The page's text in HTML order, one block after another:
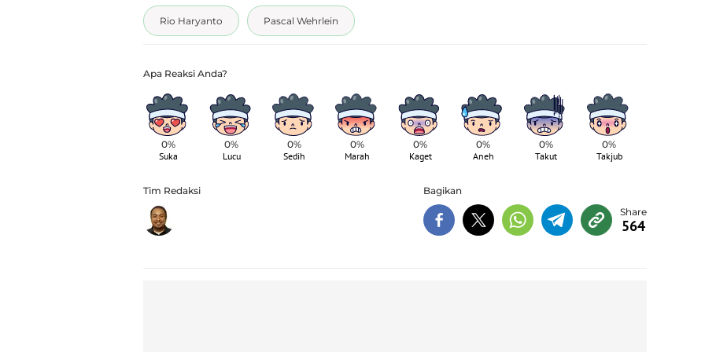
Rio Haryanto Pascal Wehrlein
0%
Suka
0%
Lucu
0%
Sedih
0%
Marah
0%
Kaget
0%
Aneh
0%
Takut
0%
Takjub
Tim Redaksi Bagikan
564